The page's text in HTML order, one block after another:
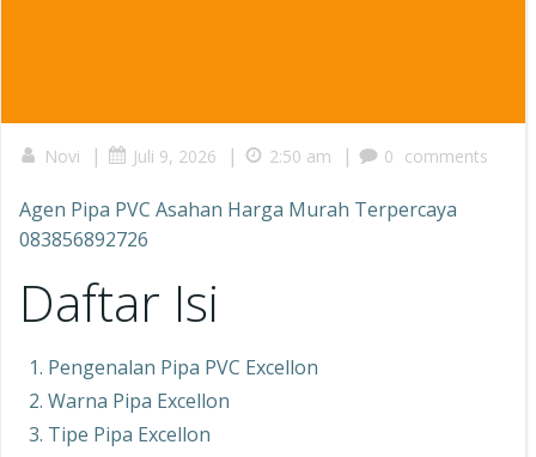
Novi | Juli 9, 2026 | 2:50 am | 0 comments
Agen Pipa PVC Asahan Harga Murah Terpercaya
083856892726
Daftar Isi
Pengenalan Pipa PVC Excellon
Warna Pipa Excellon
Tipe Pipa Excellon